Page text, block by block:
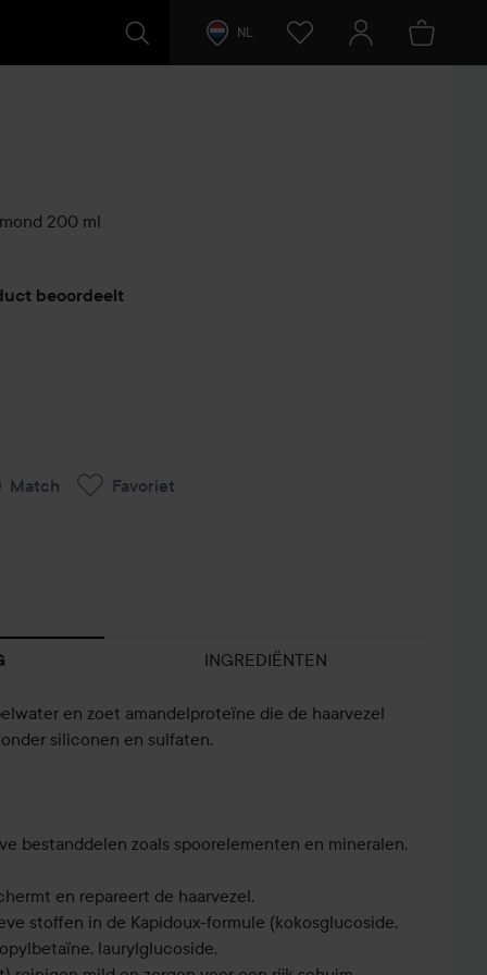
NL
200 ml
beoordeelt
Match Favoriet
INGREDIËNTEN
en zoet amandelproteïne die de haarvezel
siliconen en sulfaten.
bestanddelen zoals spoorelementen en mineralen,
en repareert de haarvezel.
stoffen in de Kapidoux-formule (kokosglucoside,
laurylglucoside,